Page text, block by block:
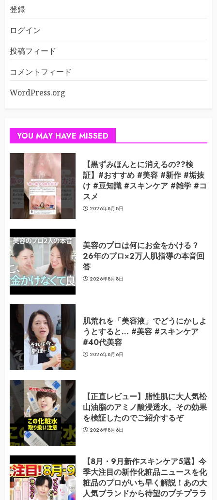
登録
ログイン
投稿フィード
コメントフィード
WordPress.org
YOU MAY HAVE MISSED
【黒ずみほんとに消えるの??検
証】#おすすめ #美容 #新作 #垢抜
け #豆知識 #スキンケア #雑学 #コ
スメ
2026年8月8日
美容のプロは何にお金をかける？
26年のプロ×2万人肌指導の本音回
答
2026年8月8日
肌荒れを「美容液」でどうにかしよ
うとすると… #美容 #スキンケア
#40代美容
2026年8月6日
【正直レビュー】脂性肌に大人気松
山油脂のアミノ酸浸透水。その効果
を検証したのでご紹介するぞ
2026年8月6日
【8月・9月新作スキンケア5選】今
季大注目の新作化粧品ニュースを化
粧品のプロがいち早く解説！あの大
人気ブランドから待望のプチプララ